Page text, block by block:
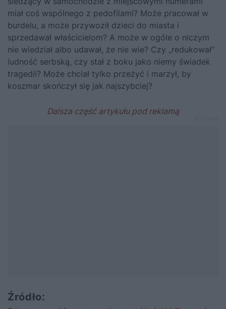
miał coś wspólnego z pedofilami? Może pracował w
burdelu, a może przywoził dzieci do miasta i
sprzedawał właścicielom? A może w ogóle o niczym
nie wiedział albo udawał, że nie wie? Czy „redukował”
ludność serbską, czy stał z boku jako niemy świadek
tragedii? Może chciał tylko przeżyć i marzył, by
koszmar skończył się jak najszybciej?
Źródło: